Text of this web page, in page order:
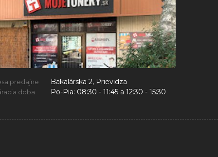
predajne Bakalárska 2, Prievidza
doba Po-Pia: 08:30 - 11:45 a 12:30 - 15:30